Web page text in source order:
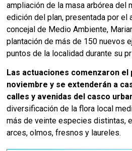
ampliación de la masa arbórea del
edición del plan, presentada por el
concejal de Medio Ambiente,
plantación de más de 150 nuevos
puntos de la localidad durante su
Las actuaciones comenzaron el
noviembre y se extenderán a
calles y avenidas del casco
diversificación de la flora local
más de veinte especies distintas,
arces, olmos, fresnos y laureles.